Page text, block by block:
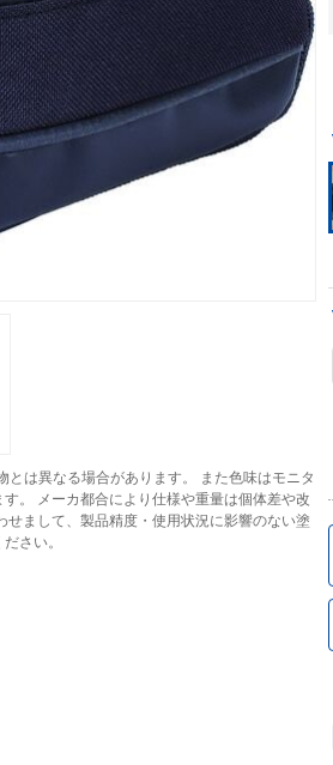
は異なる場合があります。 また色味はモニタ
。 メーカ都合により仕様や重量は個体差や改
まして、製品精度・使用状況に影響のない塗
さい。